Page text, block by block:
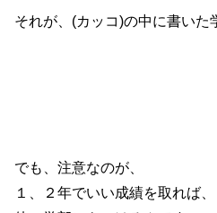
それが、(カッコ)の中に書いた
でも、注意なのが、
１、２年でいい成績を取れば、